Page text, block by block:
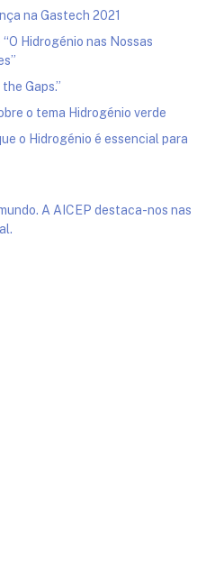
na Gastech 2021
Hidrogénio nas Nossas
Gaps.”
o tema Hidrogénio verde
o Hidrogénio é essencial para
A AICEP destaca-nos nas